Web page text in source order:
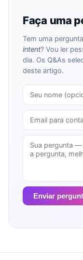
Faça uma
Tem uma
intent? Vou ler
dia. Os Q&As
deste artigo.
Enviar